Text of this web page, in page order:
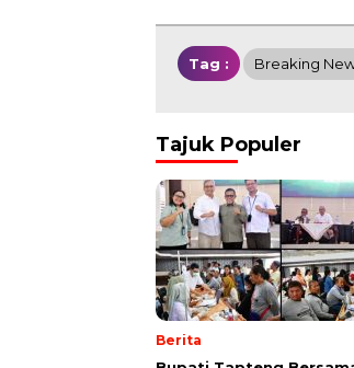
Tag : Breaking
Tajuk Populer
Berita